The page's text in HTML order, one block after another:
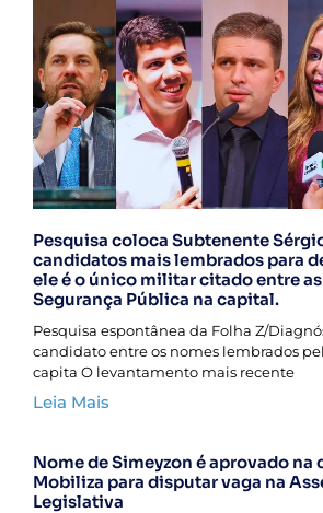
Pesquisa coloca Subtenente
candidatos mais lembrados para
ele é o único militar citado entre
Segurança Pública na capital.
Pesquisa espontânea da Folha Z/
candidato entre os nomes lembrados
capita O levantamento mais recente
Leia Mais
Nome de Simeyzon é aprovado na
Mobiliza para disputar vaga na
Legislativa